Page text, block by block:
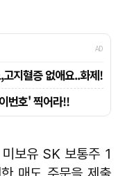
보유 SK 보통주 1